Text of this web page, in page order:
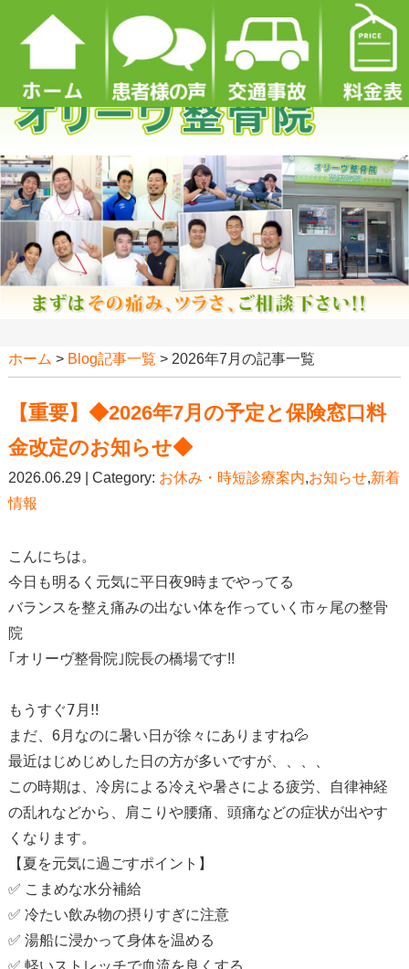
ホーム > Blog記事一覧 > 2026年7月の記事一覧
【重要】◆2026年7月の予定と保険窓口料
金改定のお知らせ◆
2026.06.29 | Category: お休み・時短診療案内,お知らせ,新着
情報
こんにちは。
今日も明るく元気に平日夜9時までやってる
バランスを整え痛みの出ない体を作っていく市ヶ尾の整骨
院
｢オリーヴ整骨院｣院長の橋場です!!
もうすぐ7月‼
まだ、6月なのに暑い日が徐々にありますね💦
最近はじめじめした日の方が多いですが、、、、
この時期は、冷房による冷えや暑さによる疲労、自律神経
の乱れなどから、肩こりや腰痛、頭痛などの症状が出やす
くなります。
【夏を元気に過ごすポイント】
✅ こまめな水分補給
✅ 冷たい飲み物の摂りすぎに注意
✅ 湯船に浸かって身体を温める
✅ 軽いストレッチで血流を良くする